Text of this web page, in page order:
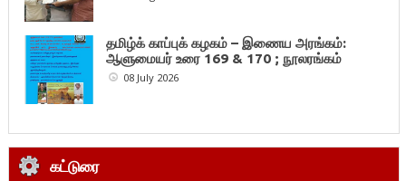
தமிழ்க் காப்புக் கழகம் – இணைய அரங்கம்:
ஆளுமையர் உரை 169 & 170 ; நூலரங்கம்
08 July 2026
கட்டுரை